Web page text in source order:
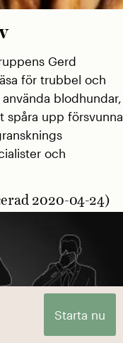
Gerd
för trubbel och
blodhundar,
spåra upp försvunna
och
2020-04-24)
Starta nu